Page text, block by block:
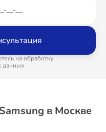
на обработку
данных
в Москве